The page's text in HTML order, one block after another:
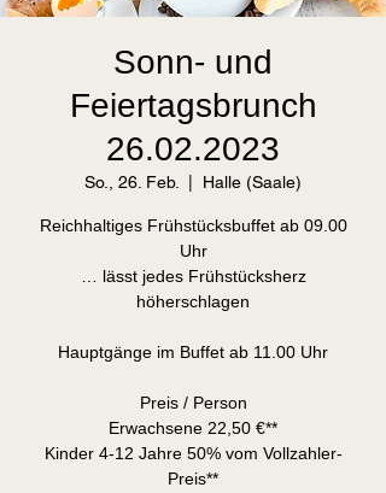
Sonn- und
Feiertagsbrunch
26.02.2023
So., 26. Feb. Halle (Saale)
Reichhaltiges Frühstücksbuffet ab 09.00
Uhr
… lässt jedes Frühstücksherz
höherschlagen
Hauptgänge im Buffet ab 11.00 Uhr
Preis / Person
Erwachsene 22,50 €**
Kinder 4-12 Jahre 50% vom Vollzahler-
Preis**